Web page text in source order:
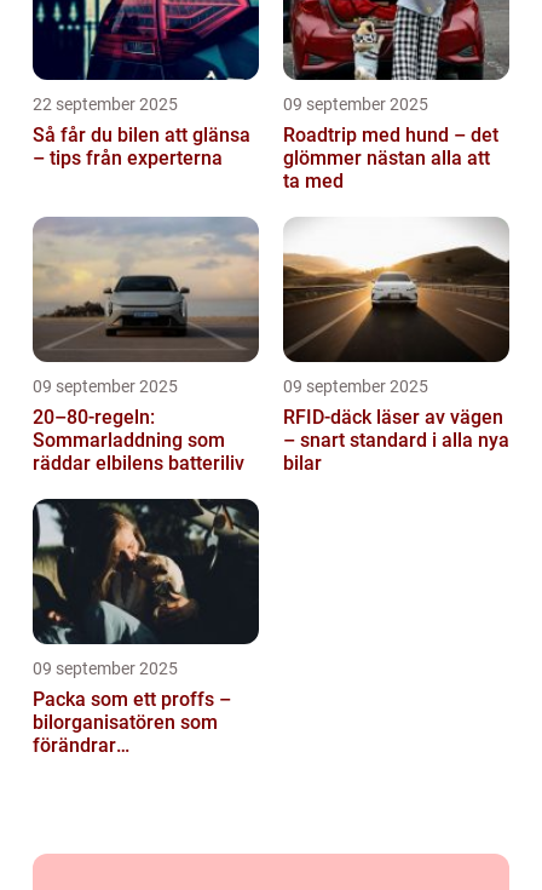
22 september 2025
Så får du bilen att glänsa
– tips från experterna
09 september 2025
Roadtrip med hund – det
glömmer nästan alla att
ta med
09 september 2025
20–80-regeln:
Sommarladdning som
räddar elbilens batteriliv
09 september 2025
RFID-däck läser av vägen
– snart standard i alla nya
bilar
09 september 2025
Packa som ett proffs –
bilorganisatören som
förändrar